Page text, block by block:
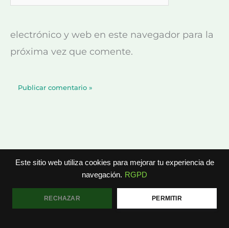
Este sitio web utiliza cookies para mejorar tu experiencia de
navegación. RGPD
RECHAZAR PERMITIR
electrónico y web en este navegador para la
próxima vez que comente.